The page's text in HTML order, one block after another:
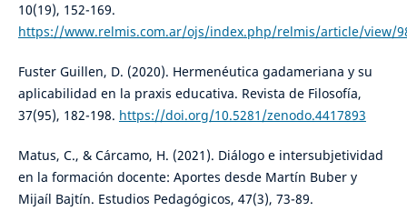
10(19), 152-169.
https://www.relmis.com.ar/ojs/index.php/relmis/article/view/
Fuster Guillen, D. (2020). Hermenéutica gadameriana y su
aplicabilidad en la praxis educativa. Revista de Filosofía,
37(95), 182-198. https://doi.org/10.5281/zenodo.4417893
Matus, C., & Cárcamo, H. (2021). Diálogo e intersubjetividad
en la formación docente: Aportes desde Martín Buber y
Mijaíl Bajtín. Estudios Pedagógicos, 47(3), 73-89.